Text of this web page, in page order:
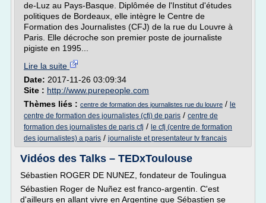
de-Luz au Pays-Basque. Diplômée de l'Institut d'études
politiques de Bordeaux, elle intègre le Centre de
Formation des Journalistes (CFJ) de la rue du Louvre à
Paris. Elle décroche son premier poste de journaliste
pigiste en 1995...
Lire la suite
Date: 2017-11-26 03:09:34
Site : http://www.purepeople.com
Thèmes liés : centre de formation des journalistes rue du louvre / le
centre de formation des journalistes (cfj) de paris / centre de
formation des journalistes de paris cfj / le cfj (centre de formation
des journalistes) a paris / journaliste et presentateur tv francais
Vidéos des Talks – TEDxToulouse
Sébastien ROGER DE NUNEZ, fondateur de Toulingua
Sébastien Roger de Nuñez est franco-argentin. C'est
d'ailleurs en allant vivre en Argentine que Sébastien se